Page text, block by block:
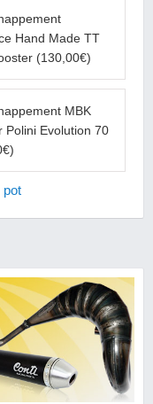
Hand Made TT
(130,00€)
MBK
Polini Evolution 70
pot